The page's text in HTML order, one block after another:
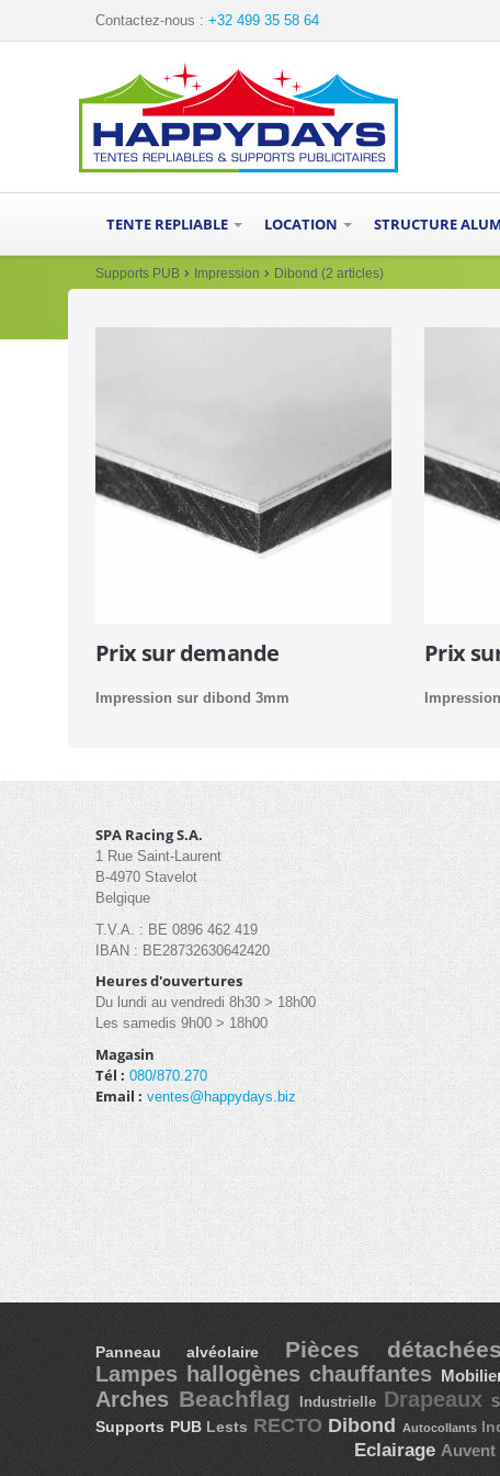
Contactez-nous : +32 499 35 58 64
TENTE REPLIABLE LOCATION STRUCTURE
Supports PUB Impression Dibond (2 articles)
Prix sur demande
Impression sur dibond 3mm
Prix
SPA Racing S.A.
1 Rue Saint-Laurent
B-4970 Stavelot
Belgique
T.V.A. : BE 0896 462 419
IBAN : BE28732630642420
Heures d'ouvertures
Du lundi au vendredi 8h30 > 18h00
Les samedis 9h00 > 18h00
Magasin
Tél : 080/870.270
Email : ventes@happydays.biz
Panneau alvéolaire Pièces
Lampes hallogènes chauffantes
Arches Beachflag Industrielle Drapeaux
Supports PUB Lests RECTO DibondAutocollants
Eclairage Auvent